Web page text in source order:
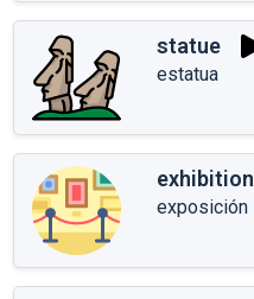
statue
estatua
exhibition
exposición